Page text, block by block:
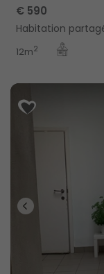
€ 590
Habitation
12m2